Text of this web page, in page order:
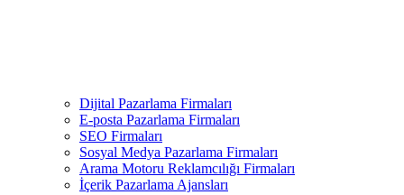
Dijital Pazarlama Firmaları
E-posta Pazarlama Firmaları
SEO Firmaları
Sosyal Medya Pazarlama Firmaları
Arama Motoru Reklamcılığı Firmaları
İçerik Pazarlama Ajansları